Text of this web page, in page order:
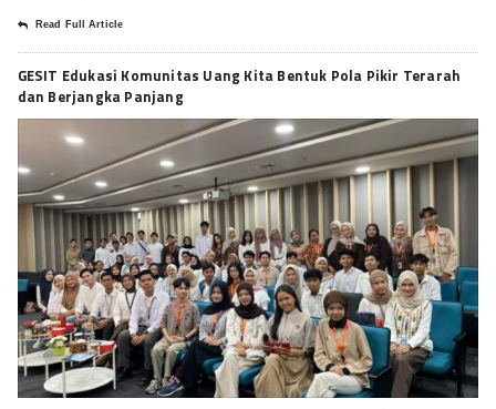
Read Full Article
GESIT Edukasi Komunitas Uang Kita Bentuk Pola Pikir Terarah
dan Berjangka Panjang